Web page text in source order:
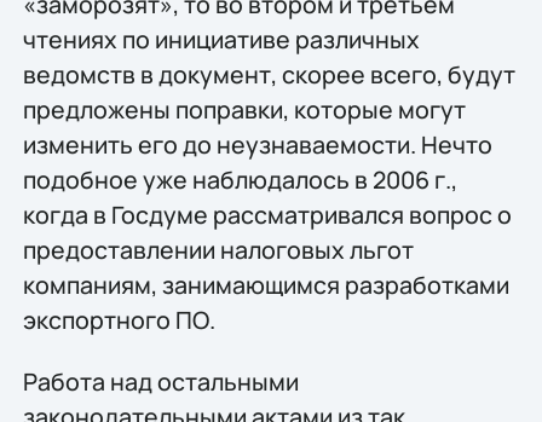
чтениях по инициативе различных
ведомств в документ, скорее всего, будут
предложены поправки, которые могут
изменить его до неузнаваемости. Нечто
подобное уже наблюдалось в 2006 г.,
когда в Госдуме рассматривался вопрос о
предоставлении налоговых льгот
компаниям, занимающимся разработками
экспортного ПО.
Работа над остальными